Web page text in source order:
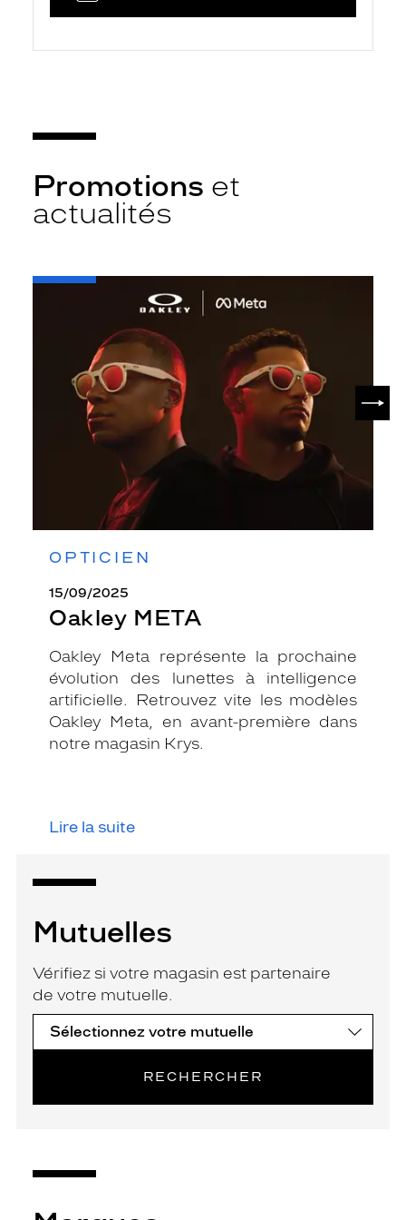
Promotions et
actualités
OPTICIEN
15/09/2025
Oakley META
Oakley Meta représente la prochaine
évolution des lunettes à intelligence
artificielle. Retrouvez vite les modèles
Oakley Meta, en avant-première dans
notre magasin Krys.
Lire la suite
-
Mutuelles
Vérifiez si votre magasin est partenaire
de votre mutuelle.
RECHERCHER